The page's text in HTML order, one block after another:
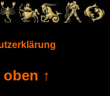
↑